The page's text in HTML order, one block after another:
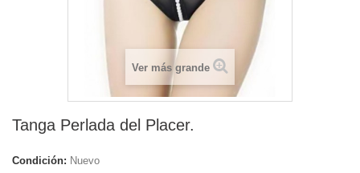
Ver más grande
Tanga Perlada del Placer.
Condición: Nuevo